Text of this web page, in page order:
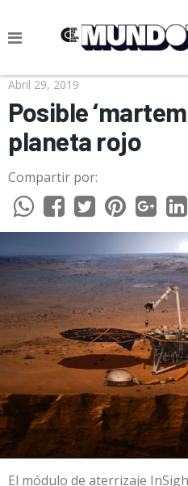
NOTICIAS
CULTURA POP
CIENCIA Y TECNOLOGÍA
VIDA
SOCIEDAD
CULTURIZANDO.COM
Abril 29, 2019
Posible
planeta rojo
Compartir por:
El módulo de aterrizaje